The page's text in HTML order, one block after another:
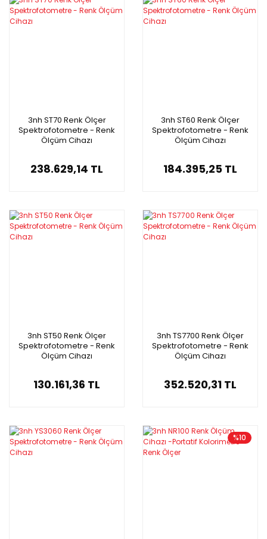
3nh ST70 Renk Ölçer
Spektrofotometre - Renk
Ölçüm Cihazı
238.629,14 TL
3nh ST60 Renk Ölçer
Spektrofotometre - Renk
Ölçüm Cihazı
184.395,25 TL
3nh ST50 Renk Ölçer
Spektrofotometre - Renk
Ölçüm Cihazı
130.161,36 TL
3nh TS7700 Renk Ölçer
Spektrofotometre - Renk
Ölçüm Cihazı
352.520,31 TL
%10